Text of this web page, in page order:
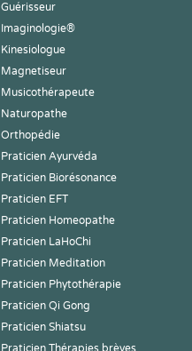
Guérisseur
Imaginologie®
Kinesiologue
Magnetiseur
Musicothérapeute
Naturopathe
Orthopédie
Praticien Ayurvéda
Praticien Biorésonance
Praticien EFT
Praticien Homeopathe
Praticien LaHoChi
Praticien Meditation
Praticien Phytothérapie
Praticien Qi Gong
Praticien Shiatsu
Praticien Thérapies brèves